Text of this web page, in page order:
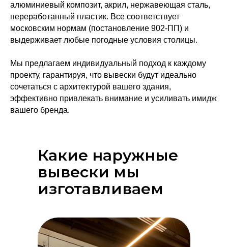
г. Москва, ул. Смирновская, 25с7;
Лыткарино, ул. Парковая, 1с5
Ежедневно с 9:00 -
18:00, сб-вс: офис
удаленно
алюминиевый композит, акрил, нержавеющая сталь,
переработанный пластик. Все соответствует
московским нормам (постановление 902-ПП) и
выдерживает любые погодные условия столицы.
Мы предлагаем индивидуальный подход к каждому
проекту, гарантируя, что вывески будут идеально
сочетаться с архитектурой вашего здания,
эффективно привлекать внимание и усиливать имидж
вашего бренда.
Какие наружные
вывески мы
изготавливаем